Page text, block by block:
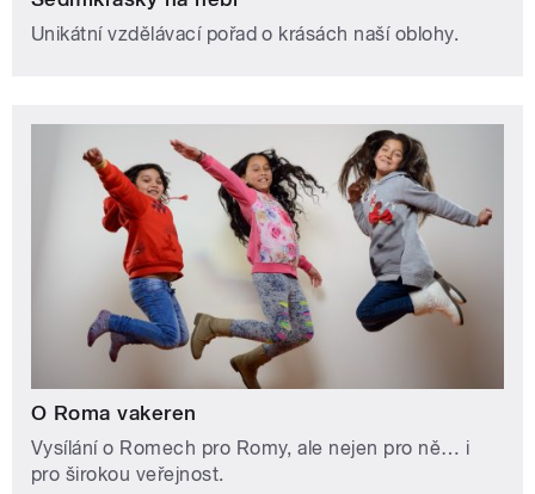
Unikátní vzdělávací pořad o krásách naší oblohy.
O Roma vakeren
Vysílání o Romech pro Romy, ale nejen pro ně… i
pro širokou veřejnost.